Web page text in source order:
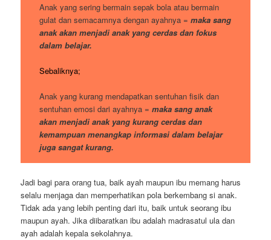
Anak yang sering bermain sepak bola atau bermain
gulat dan semacamnya dengan ayahnya = maka sang
anak akan menjadi anak yang cerdas dan fokus
dalam belajar.
Sebaliknya;
Anak yang kurang mendapatkan sentuhan fisik dan
sentuhan emosi dari ayahnya = maka sang anak
akan menjadi anak yang kurang cerdas dan
kemampuan menangkap informasi dalam belajar
juga sangat kurang.
Jadi bagi para orang tua, baik ayah maupun ibu memang harus
selalu menjaga dan memperhatikan pola berkembang si anak.
Tidak ada yang lebih penting dari itu, baik untuk seorang ibu
maupun ayah. Jika diibaratkan ibu adalah madrasatul ula dan
ayah adalah kepala sekolahnya.